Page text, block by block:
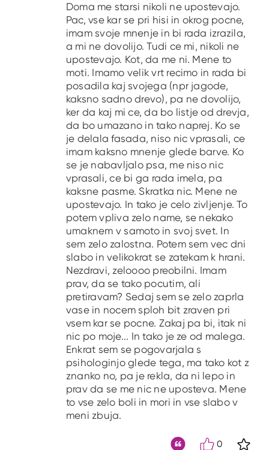
Doma me starsi nikoli ne upostevajo.
Pac, vse kar se pri hisi in okrog pocne,
imam svoje mnenje in bi rada izrazila,
a mi ne dovolijo. Tudi ce mi, nikoli ne
upostevajo. Kot, da me ni. Mene to
moti. Imamo velik vrt recimo in rada bi
posadila kaj svojega (npr jagode,
kaksno sadno drevo), pa ne dovolijo,
ker da kaj mi ce, da bo listje od drevja,
da bo umazano in tako naprej. Ko se
je delala fasada, niso nic vprasali, ce
imam kaksno mnenje glede barve. Ko
se je nabavljalo psa, me niso nic
vprasali, ce bi ga rada imela, pa
kaksne pasme. Skratka nic. Mene ne
upostevajo. In tako je celo zivljenje. To
potem vpliva zelo name, se nekako
umaknem v samoto in svoj svet. In
sem zelo zalostna. Potem sem vec dni
slabo in velikokrat se zatekam k hrani.
Nezdravi, zeloooo preobilni. Imam
prav, da se tako pocutim, ali
pretiravam? Sedaj sem se zelo zaprla
vase in nocem sploh bit zraven pri
vsem kar se pocne. Zakaj pa bi, itak ni
nic po moje... In tako je ze od malega.
Enkrat sem se pogovarjala s
psihologinjo glede tega, ma tako kot z
znanko no, pa je rekla, da ni lepo in
prav da se me nic ne uposteva. Mene
to vse zelo boli in mori in vse slabo v
meni zbuja.
0